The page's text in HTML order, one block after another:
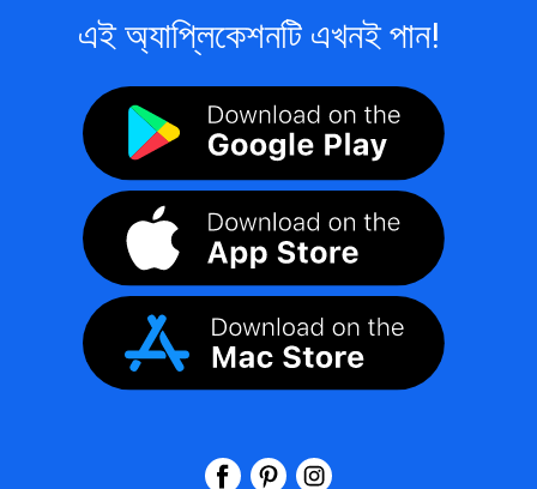
এই অ্যাপ্লিকেশনটি এখনই পান!